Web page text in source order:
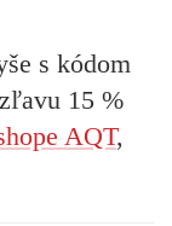
s kódom
15 %
AQT,